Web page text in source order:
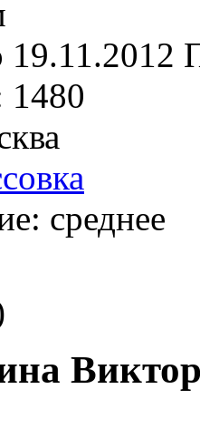
19.11.2012
1480
среднее